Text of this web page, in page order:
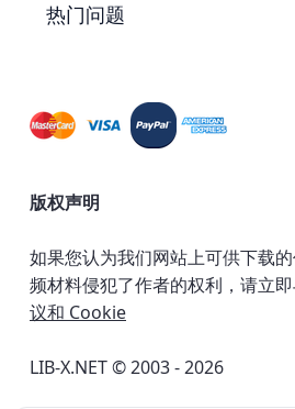
热门问题
版权声明
如果您认为我们网站上可供下载
频材料侵犯了作者的权利，请立即
议和 Cookie
LIB-X.NET © 2003 - 2026